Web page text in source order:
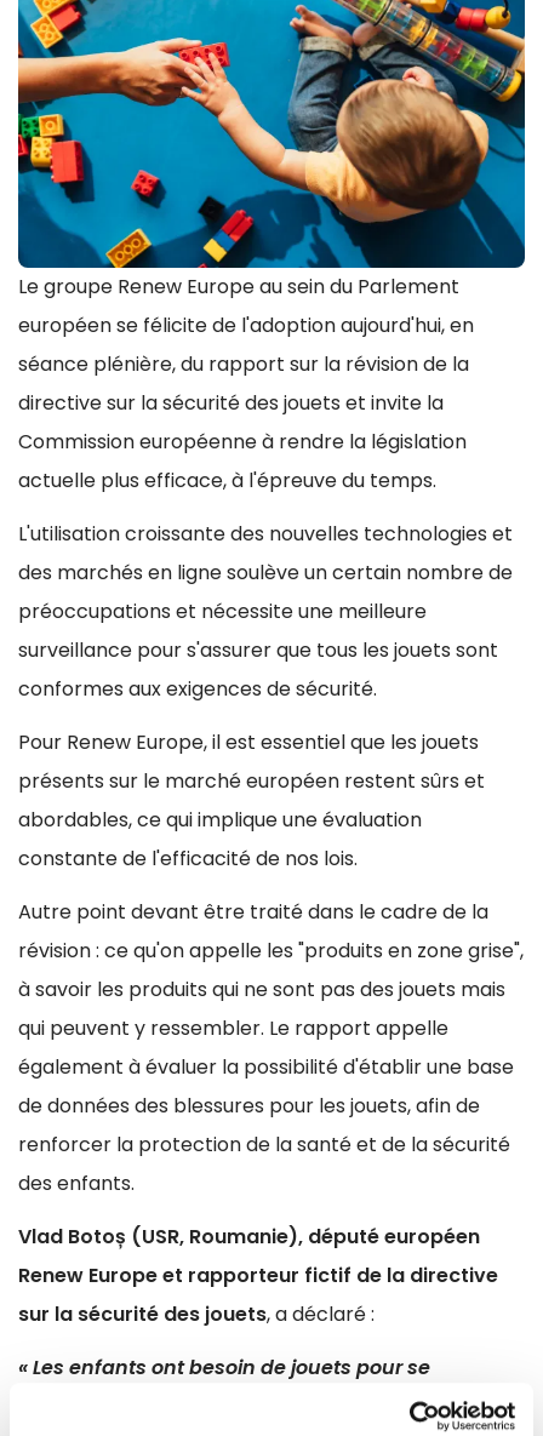
Le groupe Renew Europe au sein du Parlement
européen se félicite de l'adoption aujourd'hui, en
séance plénière, du rapport sur la révision de la
directive sur la sécurité des jouets et invite la
Commission européenne à rendre la législation
actuelle plus efficace, à l'épreuve du temps.
L'utilisation croissante des nouvelles technologies et
des marchés en ligne soulève un certain nombre de
préoccupations et nécessite une meilleure
surveillance pour s'assurer que tous les jouets sont
conformes aux exigences de sécurité.
Pour Renew Europe, il est essentiel que les jouets
présents sur le marché européen restent sûrs et
abordables, ce qui implique une évaluation
constante de l'efficacité de nos lois.
Autre point devant être traité dans le cadre de la
révision : ce qu'on appelle les "produits en zone grise",
à savoir les produits qui ne sont pas des jouets mais
qui peuvent y ressembler. Le rapport appelle
également à évaluer la possibilité d'établir une base
de données des blessures pour les jouets, afin de
renforcer la protection de la santé et de la sécurité
des enfants.
Vlad Botoș (USR, Roumanie), député européen
Renew Europe et rapporteur fictif de la directive
sur la sécurité des jouets, a déclaré :
« Les enfants ont besoin de jouets pour se